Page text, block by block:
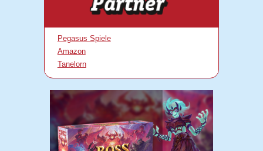
Pegasus Spiele
Amazon
Tanelorn